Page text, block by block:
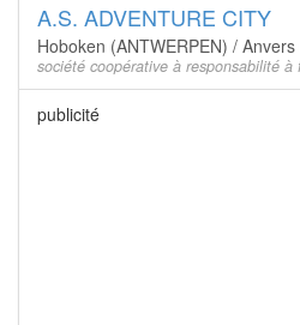
A.S. ADVENTURE CITY
Hoboken (ANTWERPEN) /
société coopérative à responsabilité à
publicité